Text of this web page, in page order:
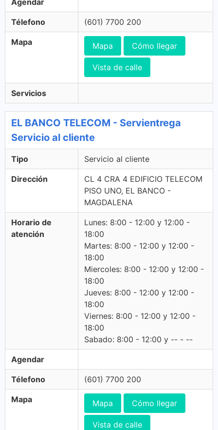
Agendar
Télefono (601) 7700 200
Mapa Mapa Cómo llegar
Vista de calle
Servicios
EL BANCO TELECOM - Servientrega
Servicio al cliente
Tipo Servicio al cliente
Dirección
CL 4 CRA 4 EDIFICIO TELECOM
PISO UNO, EL BANCO -
MAGDALENA
Horario de
atención
Lunes: 8:00 - 12:00 y 12:00 -
18:00
Martes: 8:00 - 12:00 y 12:00 -
18:00
Miercoles: 8:00 - 12:00 y 12:00 -
18:00
Jueves: 8:00 - 12:00 y 12:00 -
18:00
Viernes: 8:00 - 12:00 y 12:00 -
18:00
Sabado: 8:00 - 12:00 y -- - --
Agendar
Télefono (601) 7700 200
Mapa Mapa Cómo llegar
Vista de calle